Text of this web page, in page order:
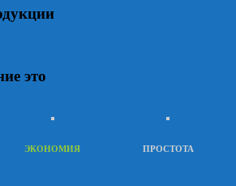
это
ЭКОНОМИЯ ПРОСТОТА